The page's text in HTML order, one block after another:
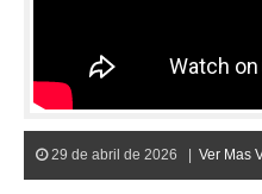
29 de abril de 2026 | Ver Mas